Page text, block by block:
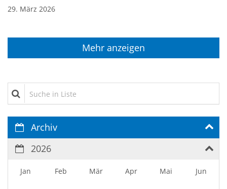
29. März 2026
Mehr anzeigen
Suche in Liste
Archiv
2026
Jan Feb Mär Apr Mai Jun